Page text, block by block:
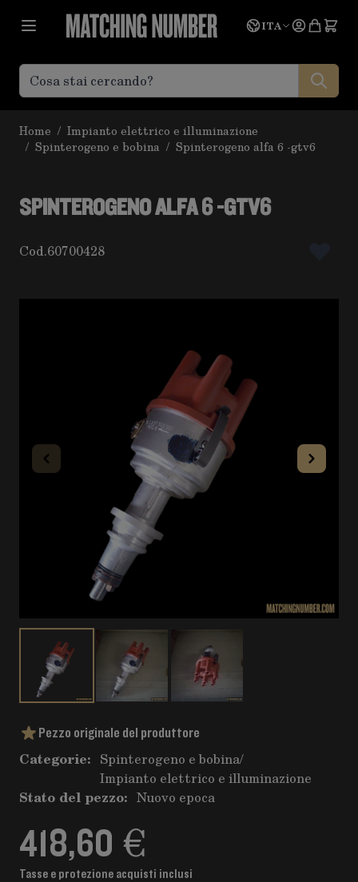
Lingua
ITA
Home / Impianto elettrico e illuminazione
/ Spinterogeno e bobina / Spinterogeno alfa 6 -gtv6
SPINTEROGENO ALFA 6 -GTV6
Cod.60700428
Pezzo originale del produttore
Categorie: Spinterogeno e bobina/
Impianto elettrico e illuminazione
Stato del pezzo: Nuovo epoca
418,60 €
Tasse e protezione acquisti inclusi